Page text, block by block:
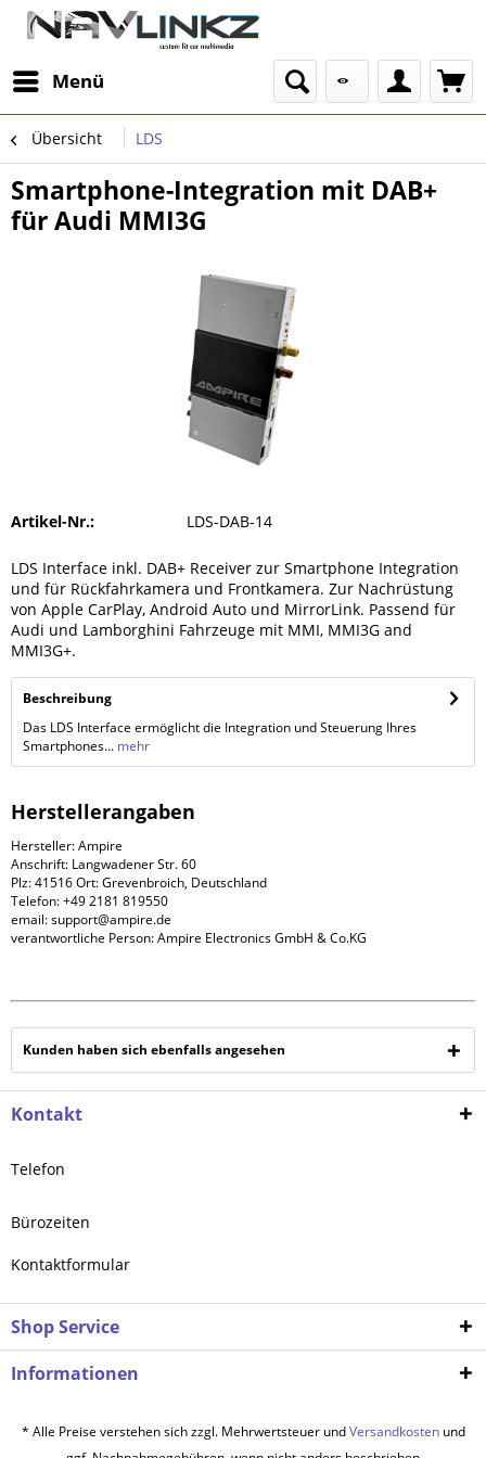
Menü
Übersicht LDS
Smartphone-Integration mit DAB+
für Audi MMI3G
Artikel-Nr.: LDS-DAB-14
LDS Interface inkl. DAB+ Receiver zur Smartphone Integration
und für Rückfahrkamera und Frontkamera. Zur Nachrüstung
von Apple CarPlay, Android Auto und MirrorLink. Passend für
Audi und Lamborghini Fahrzeuge mit MMI, MMI3G and
MMI3G+.
Beschreibung
Das LDS Interface ermöglicht die Integration und Steuerung Ihres
Smartphones... mehr
Herstellerangaben
Hersteller: Ampire
Anschrift: Langwadener Str. 60
Plz: 41516 Ort: Grevenbroich, Deutschland
Telefon: +49 2181 819550
email: support@ampire.de
verantwortliche Person: Ampire Electronics GmbH & Co.KG
Kunden haben sich ebenfalls angesehen
Kontakt
Telefon
Bürozeiten
Kontaktformular
Shop Service
Informationen
* Alle Preise verstehen sich zzgl. Mehrwertsteuer undVersandkostenund